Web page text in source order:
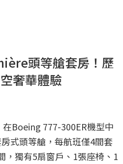
頭等艙套房！歷
奢華體驗
Boeing 777-300ER機型中
式頭等艙，每航班僅4間套
，獨有5扇窗戶、1張座椅、1